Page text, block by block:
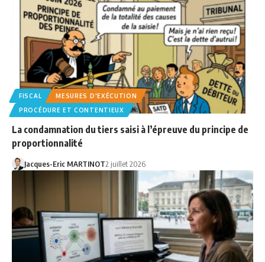
FISCAL
MESURES D'EXÉCUTION
PROCÉDURE ET CONTENTIEUX
La condamnation du tiers saisi à l’épreuve du principe de
proportionnalité
Jacques-Eric MARTINOT2 juillet 2026